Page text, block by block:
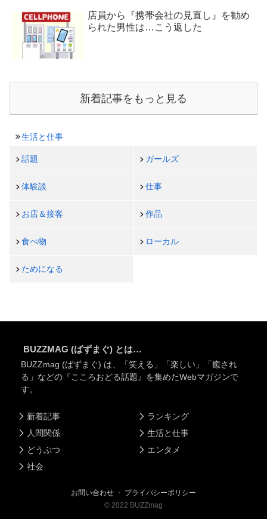
店員から『携帯会社の見直し』を勧め
られた男性は…こう返した
新着記事をもっと見る
生活と仕事
話題 ガールズ
体験談 仕事
お店＆接客 作品
食べ物 ローカル
ためになる
BUZZMAG (ばずまぐ) とは…
BUZZmag (ばずまぐ) は、「笑える」「楽しい」「癒され
る」などの『こころおどる話題』を集めたWebマガジンで
す。
新着記事
人間関係
どうぶつ
社会
ランキング
生活と仕事
エンタメ
お問い合わせ ・ プライバシーポリシー
© 2022 BUZZmag